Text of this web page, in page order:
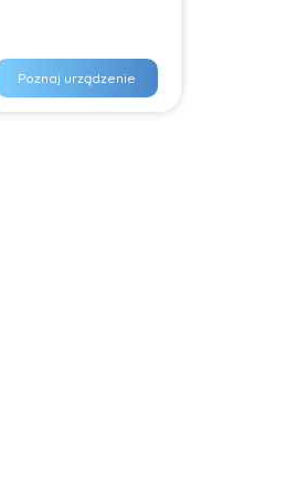
Poznaj urządzenie